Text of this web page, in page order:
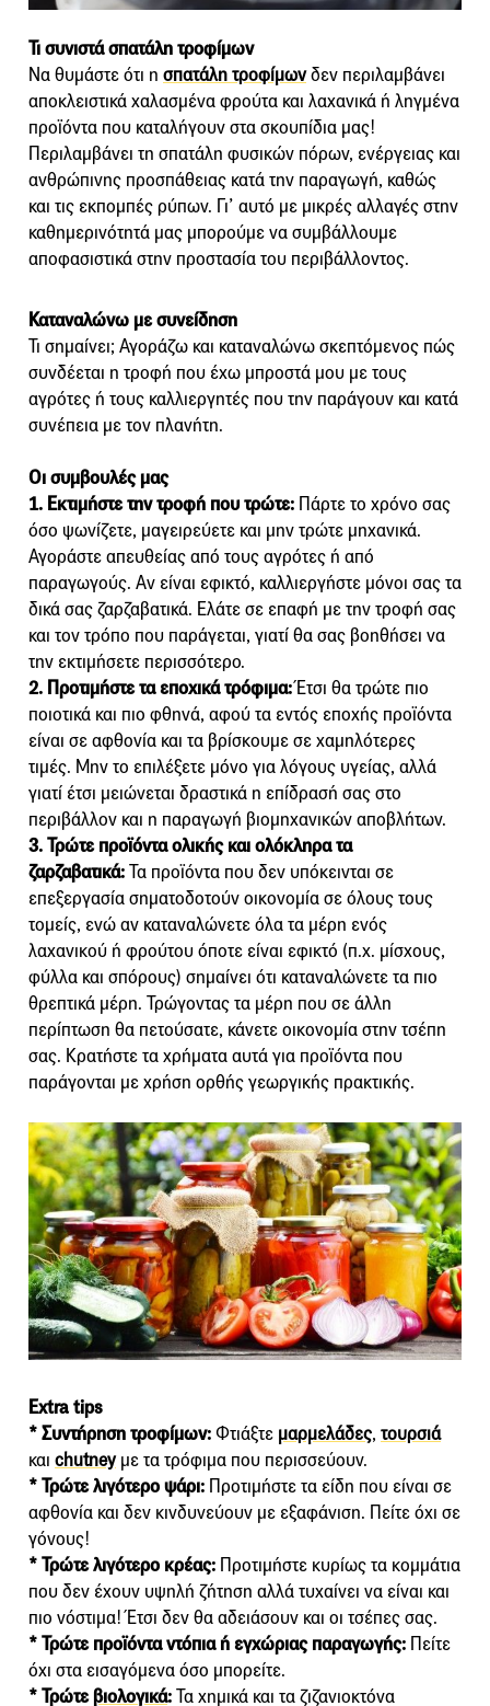
Τι συνιστά σπατάλη τροφίμων
Να θυμάστε ότι η σπατάλη τροφίμωνδεν περιλαμβάνει
αποκλειστικά χαλασμένα φρούτα και λαχανικά ή ληγμένα
προϊόντα που καταλήγουν στα σκουπίδια μας!
Περιλαμβάνει τη σπατάλη φυσικών πόρων, ενέργειας και
ανθρώπινης προσπάθειας κατά την παραγωγή, καθώς
και τις εκπομπές ρύπων. Γι’ αυτό με μικρές αλλαγές στην
καθημερινότητά μας μπορούμε να συμβάλλουμε
αποφασιστικά στην προστασία του περιβάλλοντος.
Καταναλώνω με συνείδηση
Τι σημαίνει; Αγοράζω και καταναλώνω σκεπτόμενος πώς
συνδέεται η τροφή που έχω μπροστά μου με τους
αγρότες ή τους καλλιεργητές που την παράγουν και κατά
συνέπεια με τον πλανήτη.
Οι συμβουλές μας
1. Εκτιμήστε την τροφή που τρώτε: Πάρτε το χρόνο σας
όσο ψωνίζετε, μαγειρεύετε και μην τρώτε μηχανικά.
Αγοράστε απευθείας από τους αγρότες ή από
παραγωγούς. Αν είναι εφικτό, καλλιεργήστε μόνοι σας τα
δικά σας ζαρζαβατικά. Ελάτε σε επαφή με την τροφή σας
και τον τρόπο που παράγεται, γιατί θα σας βοηθήσει να
την εκτιμήσετε περισσότερο.
2. Προτιμήστε τα εποχικά τρόφιμα:Έτσι θα τρώτε πιο
ποιοτικά και πιο φθηνά, αφού τα εντός εποχής προϊόντα
είναι σε αφθονία και τα βρίσκουμε σε χαμηλότερες
τιμές. Μην το επιλέξετε μόνο για λόγους υγείας, αλλά
γιατί έτσι μειώνεται δραστικά η επίδρασή σας στο
περιβάλλον και η παραγωγή βιομηχανικών αποβλήτων.
3. Τρώτε προϊόντα ολικής και ολόκληρα τα
ζαρζαβατικά:Τα προϊόντα που δεν υπόκεινται σε
επεξεργασία σηματοδοτούν οικονομία σε όλους τους
τομείς, ενώ αν καταναλώνετε όλα τα μέρη ενός
λαχανικού ή φρούτου όποτε είναι εφικτό (π.χ. μίσχους,
φύλλα και σπόρους) σημαίνει ότι καταναλώνετε τα πιο
θρεπτικά μέρη. Τρώγοντας τα μέρη που σε άλλη
περίπτωση θα πετούσατε, κάνετε οικονομία στην τσέπη
σας. Κρατήστε τα χρήματα αυτά για προϊόντα που
παράγονται με χρήση ορθής γεωργικής πρακτικής.
Extra tips
* Συντήρηση τροφίμων: Φτιάξτε μαρμελάδες, τουρσιά
και chutneyμε τα τρόφιμα που περισσεύουν.
* Τρώτε λιγότερο ψάρι: Προτιμήστε τα είδη που είναι σε
αφθονία και δεν κινδυνεύουν με εξαφάνιση. Πείτε όχι σε
γόνους!
* Τρώτε λιγότερο κρέας: Προτιμήστε κυρίως τα κομμάτια
που δεν έχουν υψηλή ζήτηση αλλά τυχαίνει να είναι και
πιο νόστιμα! Έτσι δεν θα αδειάσουν και οι τσέπες σας.
* Τρώτε προϊόντα ντόπια ή εγχώριας παραγωγής: Πείτε
όχι στα εισαγόμενα όσο μπορείτε.
* Τρώτεβιολογικά:Τα χημικά και τα ζιζανιοκτόνα